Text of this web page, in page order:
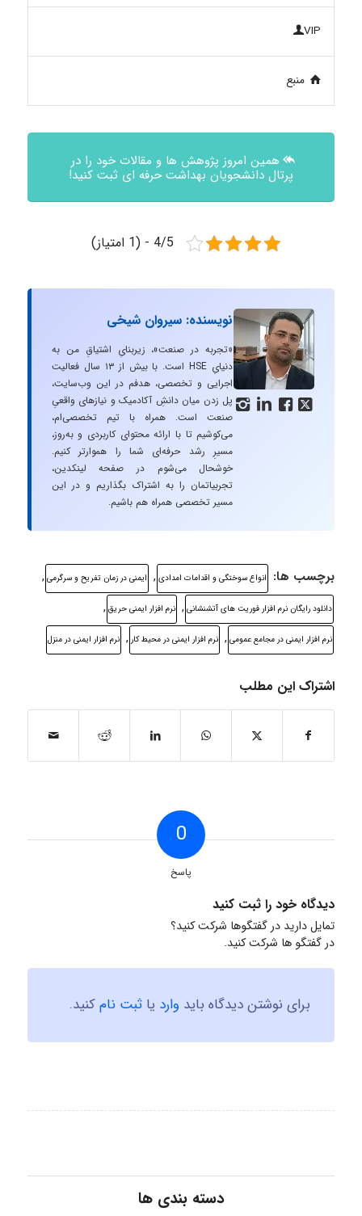
VIP
منبع
همین امروز پژوهش ها و مقالات خود را در
پرتال دانشجویان بهداشت حرفه ای ثبت کنید!
4/5 - (1 امتیاز)
   
نویسنده: سیروان شیخی
«تجربه در صنعت»، زیربنایِ اشتیاقِ من به
دنیایِ HSE است. با بیش از ۱۳ سال فعالیت
اجرایی و تخصصی، هدفم در این وب‌سایت،
پل زدن میان دانشِ آکادمیک و نیازهای واقعیِ
صنعت است. همراه با تیم تخصصی‌ام،
می‌کوشیم تا با ارائه محتوای کاربردی و به‌روز،
مسیرِ رشد حرفه‌ای شما را هموارتر کنیم.
خوشحال می‌شوم در صفحه لینکدین،
تجربیاتمان را به اشتراک بگذاریم و در این
مسیر تخصصی همراه هم باشیم.
برچسب ها: انواع سوختگی و اقدامات امدادی , ایمنی در زمان تفریح و سرگرمی ,
دانلود رایگان نرم افزار فوریت های آتشنشانی , نرم افزار ایمنی حریق ,
نرم افزار ایمنی در مجامع عمومی , نرم افزار ایمنی در محیط کار , نرم افزار ایمنی در منزل
اشتراک این مطلب
0
پاسخ
دیدگاه خود را ثبت کنید
تمایل دارید در گفتگوها شرکت کنید؟
در گفتگو ها شرکت کنید.
برای نوشتن دیدگاه باید وارد یا ثبت نامکنید.
دسته بندی ها